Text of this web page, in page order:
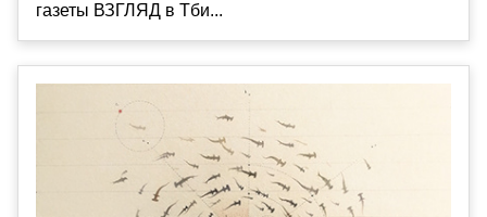
газеты ВЗГЛЯД в Тби...